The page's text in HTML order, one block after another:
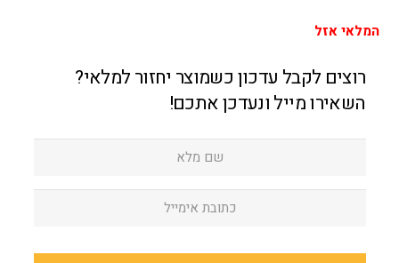
המלאי אזל
רוצים לקבל עדכון כשמוצר יחזור למלאי?
השאירו מייל ונעדכן אתכם!